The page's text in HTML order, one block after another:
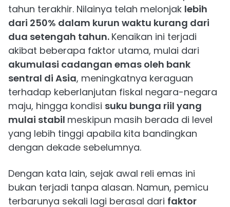
tahun terakhir. Nilainya telah melonjak lebih
dari 250% dalam kurun waktu kurang dari
dua setengah tahun. Kenaikan ini terjadi
akibat beberapa faktor utama, mulai dari
akumulasi cadangan emas oleh bank
sentral di Asia, meningkatnya keraguan
terhadap keberlanjutan fiskal negara-negara
maju, hingga kondisi suku bunga riil yang
mulai stabil meskipun masih berada di level
yang lebih tinggi apabila kita bandingkan
dengan dekade sebelumnya.
Dengan kata lain, sejak awal reli emas ini
bukan terjadi tanpa alasan. Namun, pemicu
terbarunya sekali lagi berasal dari faktor